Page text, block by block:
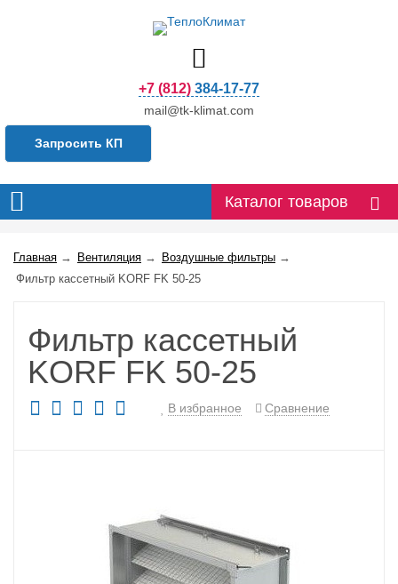
+7 (812) 384-17-77
mail@tk-klimat.com
Запросить КП
Каталог товаров
Главная → Вентиляция → Воздушные фильтры →
Фильтр кассетный KORF FK 50-25
Фильтр кассетный
KORF FK 50-25
В избранное Сравнение